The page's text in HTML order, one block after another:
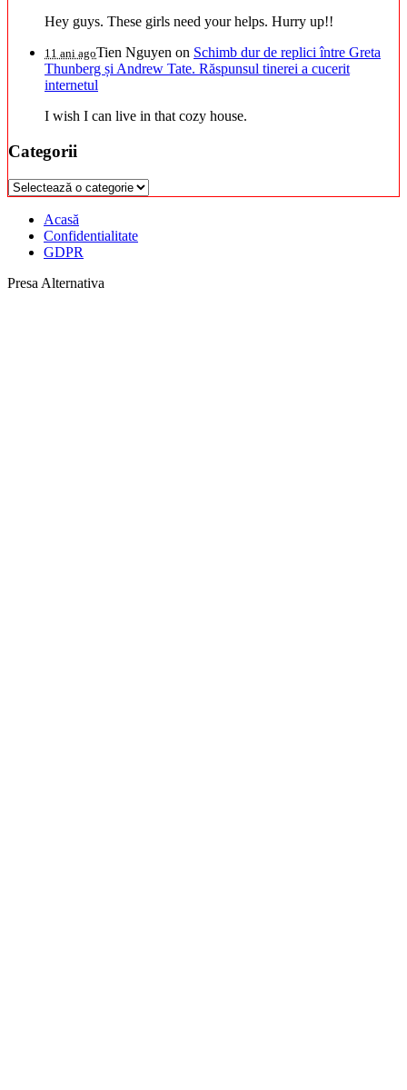
Hey guys. These girls need your helps. Hurry up!!
11 ani agoTien Nguyen on Schimb dur de replici între Greta
Thunberg și Andrew Tate. Răspunsul tinerei a cucerit
internetul
I wish I can live in that cozy house.
Categorii
Categorii
Acasă
Confidentialitate
GDPR
Presa Alternativa